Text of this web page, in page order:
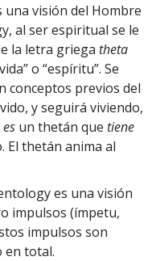
una visión del Hombre
al ser espiritual se le
la letra griega theta
o “espíritu”. Se
conceptos previos del
y seguirá viviendo,
es un thetán que tiene
El thetán anima al
es una visión
impulsos (ímpetu,
impulsos son
en total.